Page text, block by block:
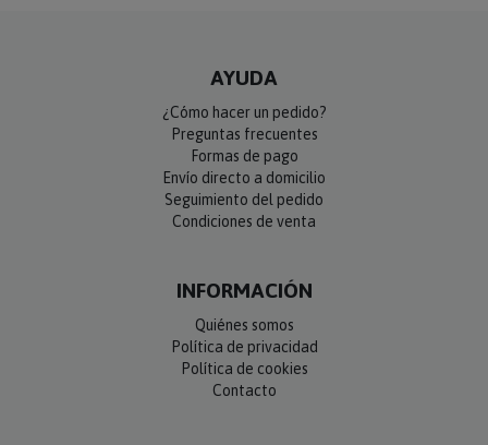
AYUDA
¿Cómo hacer un pedido?
Preguntas frecuentes
Formas de pago
Envío directo a domicilio
Seguimiento del pedido
Condiciones de venta
INFORMACIÓN
Quiénes somos
Política de privacidad
Política de cookies
Contacto